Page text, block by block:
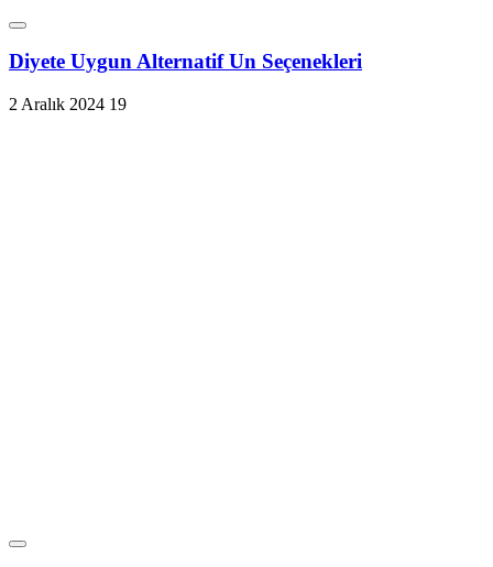
Diyete Uygun Alternatif Un Seçenekleri
2 Aralık 2024 19